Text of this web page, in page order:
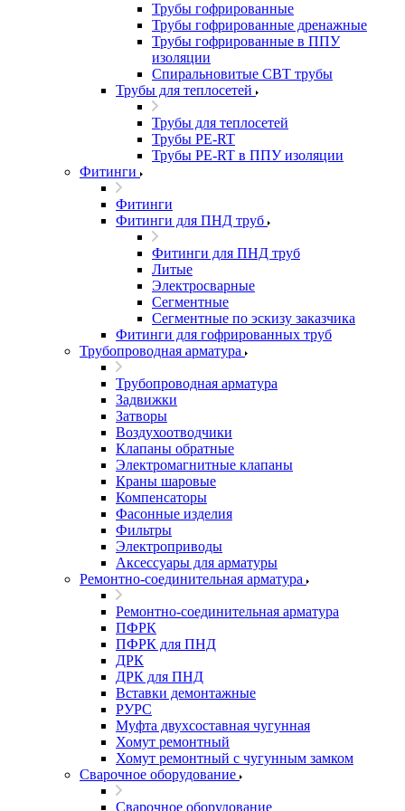
Трубы гофрированные
Трубы гофрированные дренажные
Трубы гофрированные в ППУ
изоляции
Спиральновитые СВТ трубы
Трубы для теплосетей
Трубы для теплосетей
Трубы PE-RT
Трубы PE-RT в ППУ изоляции
Фитинги
Фитинги
Фитинги для ПНД труб
Фитинги для ПНД труб
Литые
Электросварные
Сегментные
Сегментные по эскизу заказчика
Фитинги для гофрированных труб
Трубопроводная арматура
Трубопроводная арматура
Задвижки
Затворы
Воздухоотводчики
Клапаны обратные
Электромагнитные клапаны
Краны шаровые
Компенсаторы
Фасонные изделия
Фильтры
Электроприводы
Аксессуары для арматуры
Ремонтно-соединительная арматура
Ремонтно-соединительная арматура
ПФРК
ПФРК для ПНД
ДРК
ДРК для ПНД
Вставки демонтажные
РУРС
Муфта двухсоставная чугунная
Хомут ремонтный
Хомут ремонтный с чугунным замком
Сварочное оборудование
Сварочное оборудование